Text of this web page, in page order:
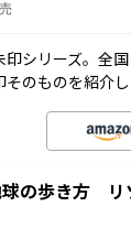
印シリーズ。全
のものを紹介し
の歩き方 リ